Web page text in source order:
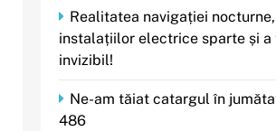
Realitatea navigației
instalațiilor electrice sparte și
invizibil!
Ne-am tăiat catargul în
486